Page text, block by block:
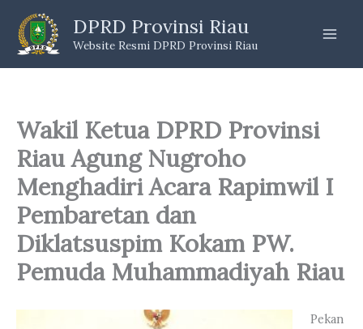
content
DPRD Provinsi Riau
Website Resmi DPRD Provinsi Riau
Wakil Ketua DPRD Provinsi
Riau Agung Nugroho
Menghadiri Acara Rapimwil I
Pembaretan dan
Diklatsuspim Kokam PW.
Pemuda Muhammadiyah Riau
Pekan